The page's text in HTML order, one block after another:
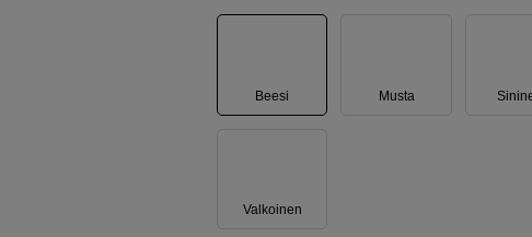
Beesi Musta
Valkoinen